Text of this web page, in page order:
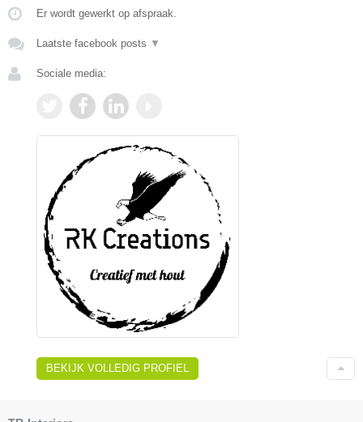
Er wordt gewerkt op afspraak.
Laatste facebook posts ▼
Sociale media:
BEKIJK VOLLEDIG PROFIEL